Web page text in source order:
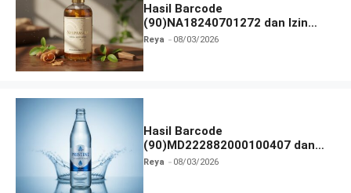
Hasil Barcode
(90)NA18240701272 dan Izin
BPOM
Reya 08/03/2026
Hasil Barcode
(90)MD222882000100407 dan
Izin BPOM
Reya 08/03/2026